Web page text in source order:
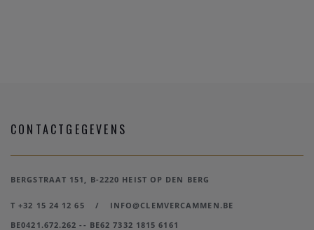
CONTACTGEGEVENS
BERGSTRAAT 151, B-2220 HEIST OP DEN BERG
T +32 15 24 12 65 /
INFO@CLEMVERCAMMEN.BE
BE0421.672.262 -- BE62 7332 1815 6161